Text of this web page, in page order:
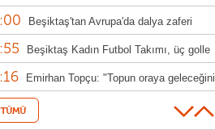
kadrosuna kattı
Beşiktaş'tan Avrupa'da dalya zaferi
Beşiktaş Kadın Futbol Takımı, üç golle
Emirhan Topçu: "Topun oraya geleceğini
Semih Kılıçsoy: "Beşiktaş'ı çok